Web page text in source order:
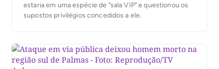
estaria em uma espécie de "sala VIP" e questionou os
supostos privilégios concedidos a ele.